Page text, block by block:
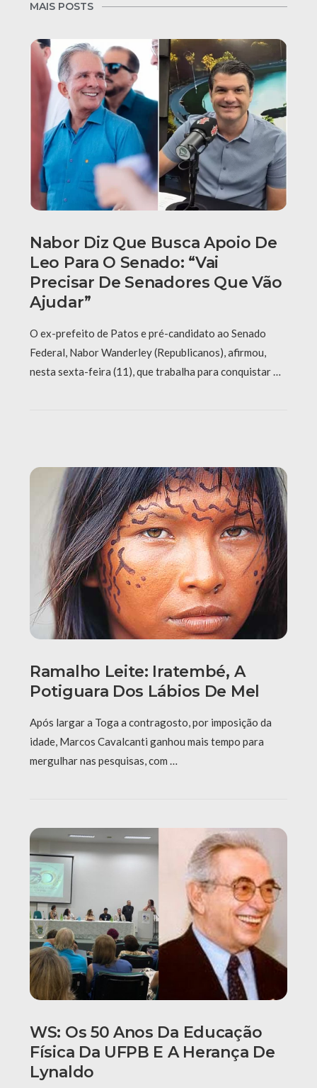
MAIS POSTS
Nabor Diz Que Busca Apoio De
Leo Para O Senado: “Vai
Precisar De Senadores Que Vão
Ajudar”
O ex-prefeito de Patos e pré-candidato ao Senado
Federal, Nabor Wanderley (Republicanos), afirmou,
nesta sexta-feira (11), que trabalha para conquistar …
Ramalho Leite: Iratembé, A
Potiguara Dos Lábios De Mel
Após largar a Toga a contragosto, por imposição da
idade, Marcos Cavalcanti ganhou mais tempo para
mergulhar nas pesquisas, com …
WS: Os 50 Anos Da Educação
Física Da UFPB E A Herança De
Lynaldo